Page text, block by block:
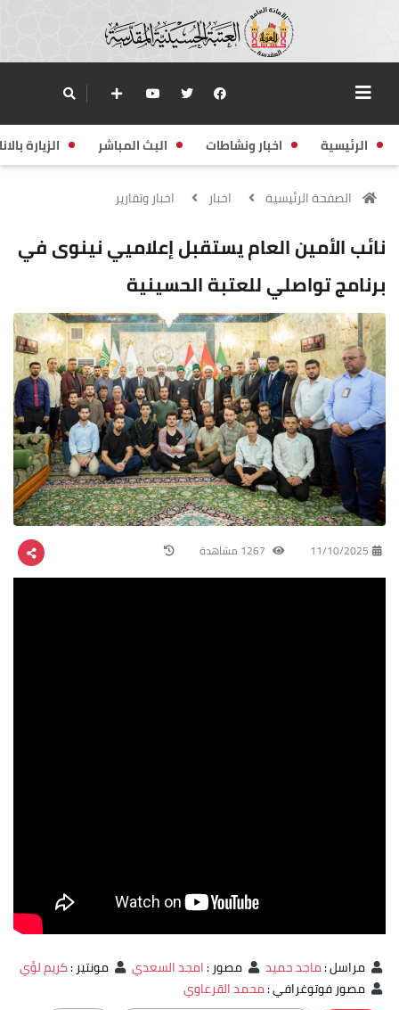
الرئيسية اخبار ونشاطات البث المباشر الزيارة
الصفحة الرئيسية اخبار اخبار وتقارير
نائب الأمين العام يستقبل إعلاميي نينوى في
برنامج تواصلي للعتبة الحسينية
11/10/2025
مراسل:ماجد حميد مصور:امجد السعدي مونتير:كريم لؤي
مصور فوتوغرافي:محمد القرعاوي